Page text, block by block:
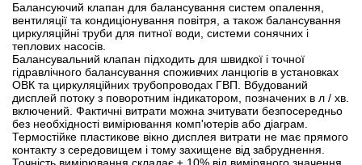
Балансуючий клапан для балансування систем опалення,
вентиляції та кондиціонування повітря, а також балансування
циркуляційні труби для питної води, системи сонячних і
теплових насосів.
Балансувальний клапан підходить для швидкої і точної
гідравлічного балансування споживчих ланцюгів в установках
ОВК та циркуляційних трубопроводах ГВП. Вбудований
дисплей потоку з поворотним індикатором, позначених в л / хв.
включений. Фактичні витрати можна зчитувати безпосередньо
без необхідності вимірювання комп'ютерів або діаграм.
Термостійке пластикове вікно дисплея витрати не має прямого
контакту з середовищем і тому захищене від забруднення.